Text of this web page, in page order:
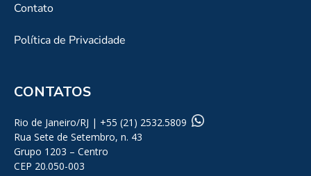
Contato
Política de Privacidade
CONTATOS
Rio de Janeiro/RJ | +55 (21) 2532.5809
Rua Sete de Setembro, n. 43
Grupo 1203 – Centro
CEP 20.050-003